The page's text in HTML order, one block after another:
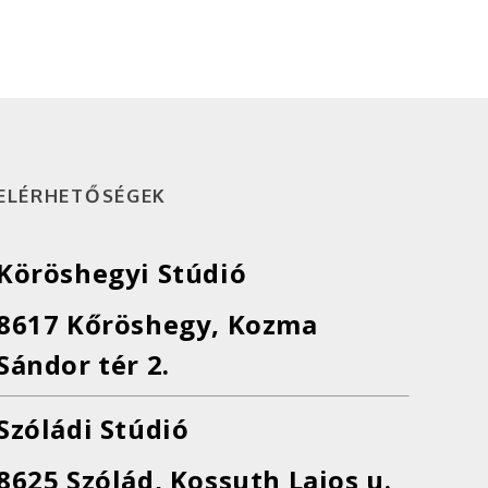
Stúdió
Kőröshegy, Kozma
tér 2.
Stúdió
Szólád, Kossuth Lajos u.